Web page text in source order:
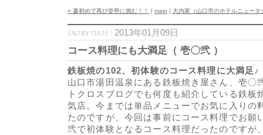
« 書初めで再び姿勢に挑む！！ | main | 大内家（山口市のホテルニュータ
2013年01月09日
コース料理にも大満足（ 壱〇弐 ）
鉄板焼の102、初体験のコース料理に大満足♪
山口市湯田温泉にある鉄板焼き屋さん、壱〇
トクロスブログでも何度も紹介している鉄板
気店。今までは単品メニューでお気に入りの
たのですが、今回は事前にコース料理でお願
弐で初体験となるコース料理だったのですが